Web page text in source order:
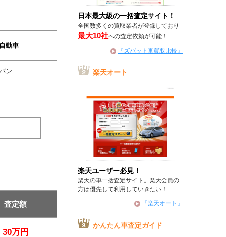
動車
ン
査定額
30万円
日本最大級の一括査定サイト！
全国数多くの買取業者が登録しており
最大10社への査定依頼が可能！
『ズバット車買取比較』
楽天オート
楽天ユーザー必見！
楽天の車一括査定サイト。楽天会員の
方は優先して利用していきたい！
『楽天オート』
かんたん車査定ガイド